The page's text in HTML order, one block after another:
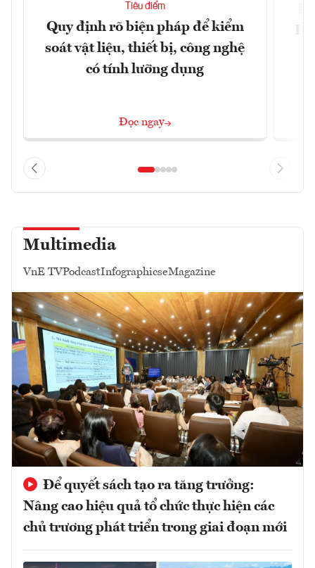
Tiêu điểm
Quy định rõ biện pháp để kiểm
soát vật liệu, thiết bị, công nghệ
có tính lưỡng dụng
Đọc ngay
Multimedia
VnE TVPodcastInfographicseMagazine
Để quyết sách tạo ra tăng trưởng:
Nâng cao hiệu quả tổ chức thực hiện các
chủ trương phát triển trong giai đoạn mới